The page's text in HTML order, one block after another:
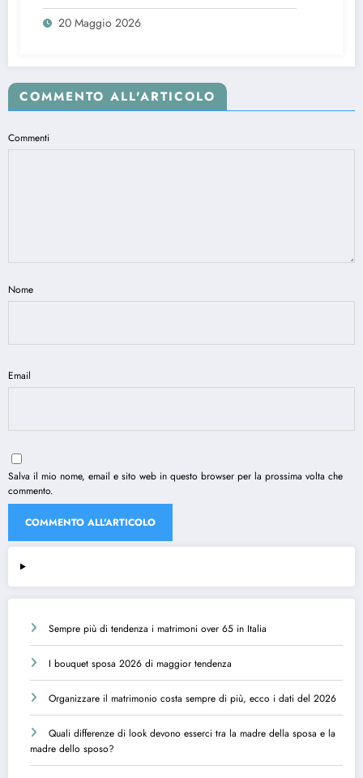
20 Maggio 2026
COMMENTO ALL'ARTICOLO
Commenti
Nome
Email
Salva il mio nome, email e sito web in questo browser per la prossima volta che
commento.
Sempre più di tendenza i matrimoni over 65 in Italia
I bouquet sposa 2026 di maggior tendenza
Organizzare il matrimonio costa sempre di più, ecco i dati del 2026
Quali differenze di look devono esserci tra la madre della sposa e la
madre dello sposo?